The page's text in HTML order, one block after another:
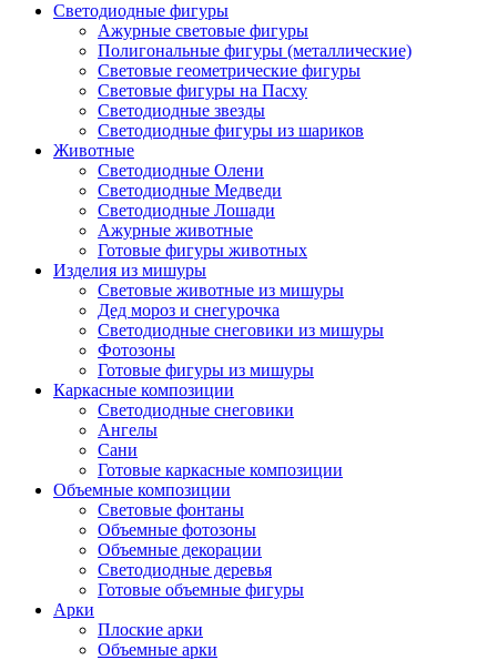
Светодиодные фигуры
Ажурные световые фигуры
Полигональные фигуры (металлические)
Световые геометрические фигуры
Световые фигуры на Пасху
Светодиодные звезды
Светодиодные фигуры из шариков
Животные
Светодиодные Олени
Светодиодные Медведи
Светодиодные Лошади
Ажурные животные
Готовые фигуры животных
Изделия из мишуры
Световые животные из мишуры
Дед мороз и снегурочка
Светодиодные снеговики из мишуры
Фотозоны
Готовые фигуры из мишуры
Каркасные композиции
Светодиодные снеговики
Ангелы
Сани
Готовые каркасные композиции
Объемные композиции
Световые фонтаны
Объемные фотозоны
Объемные декорации
Светодиодные деревья
Готовые объемные фигуры
Арки
Плоские арки
Объемные арки